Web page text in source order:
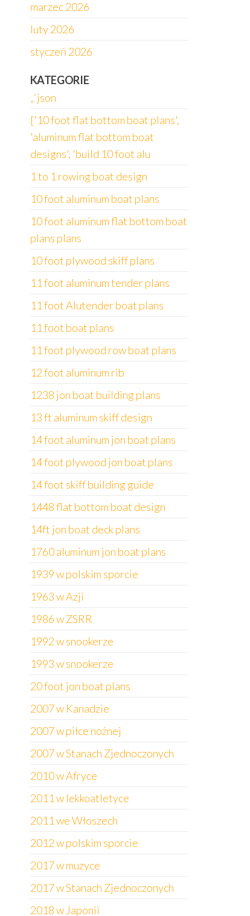
marzec 2026
luty 2026
styczeń 2026
KATEGORIE
„`json
['10 foot flat bottom boat plans',
'aluminum flat bottom boat
designs', 'build 10 foot alu
1 to 1 rowing boat design
10 foot aluminum boat plans
10 foot aluminum flat bottom boat
plans plans
10 foot plywood skiff plans
11 foot aluminum tender plans
11 foot Alutender boat plans
11 foot boat plans
11 foot plywood row boat plans
12 foot aluminum rib
1238 jon boat building plans
13 ft aluminum skiff design
14 foot aluminum jon boat plans
14 foot plywood jon boat plans
14 foot skiff building guide
1448 flat bottom boat design
14ft jon boat deck plans
1760 aluminum jon boat plans
1939 w polskim sporcie
1963 w Azji
1986 w ZSRR
1992 w snookerze
1993 w snookerze
20 foot jon boat plans
2007 w Kanadzie
2007 w piłce nożnej
2007 w Stanach Zjednoczonych
2010 w Afryce
2011 w lekkoatletyce
2011 we Włoszech
2012 w polskim sporcie
2017 w muzyce
2017 w Stanach Zjednoczonych
2018 w Japonii